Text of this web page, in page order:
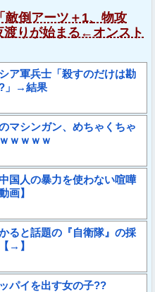
敵倒アーツ＋1、物攻
りが始まる←オンスト
ア軍兵士「殺すのだけは勘
」→結果
マシンガン、めちゃくちゃ
ｗｗｗｗ
国人の暴力を使わない喧嘩
画】
ると話題の『自衛隊』の採
→】
パイを出す女の子??